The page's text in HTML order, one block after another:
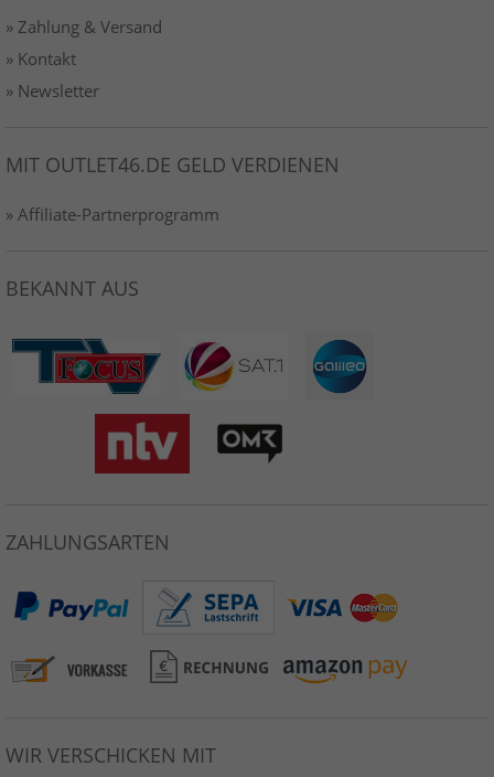
» Zahlung & Versand
» Kontakt
» Newsletter
MIT OUTLET46.DE GELD VERDIENEN
» Affiliate-Partnerprogramm
BEKANNT AUS
ZAHLUNGSARTEN
WIR VERSCHICKEN MIT